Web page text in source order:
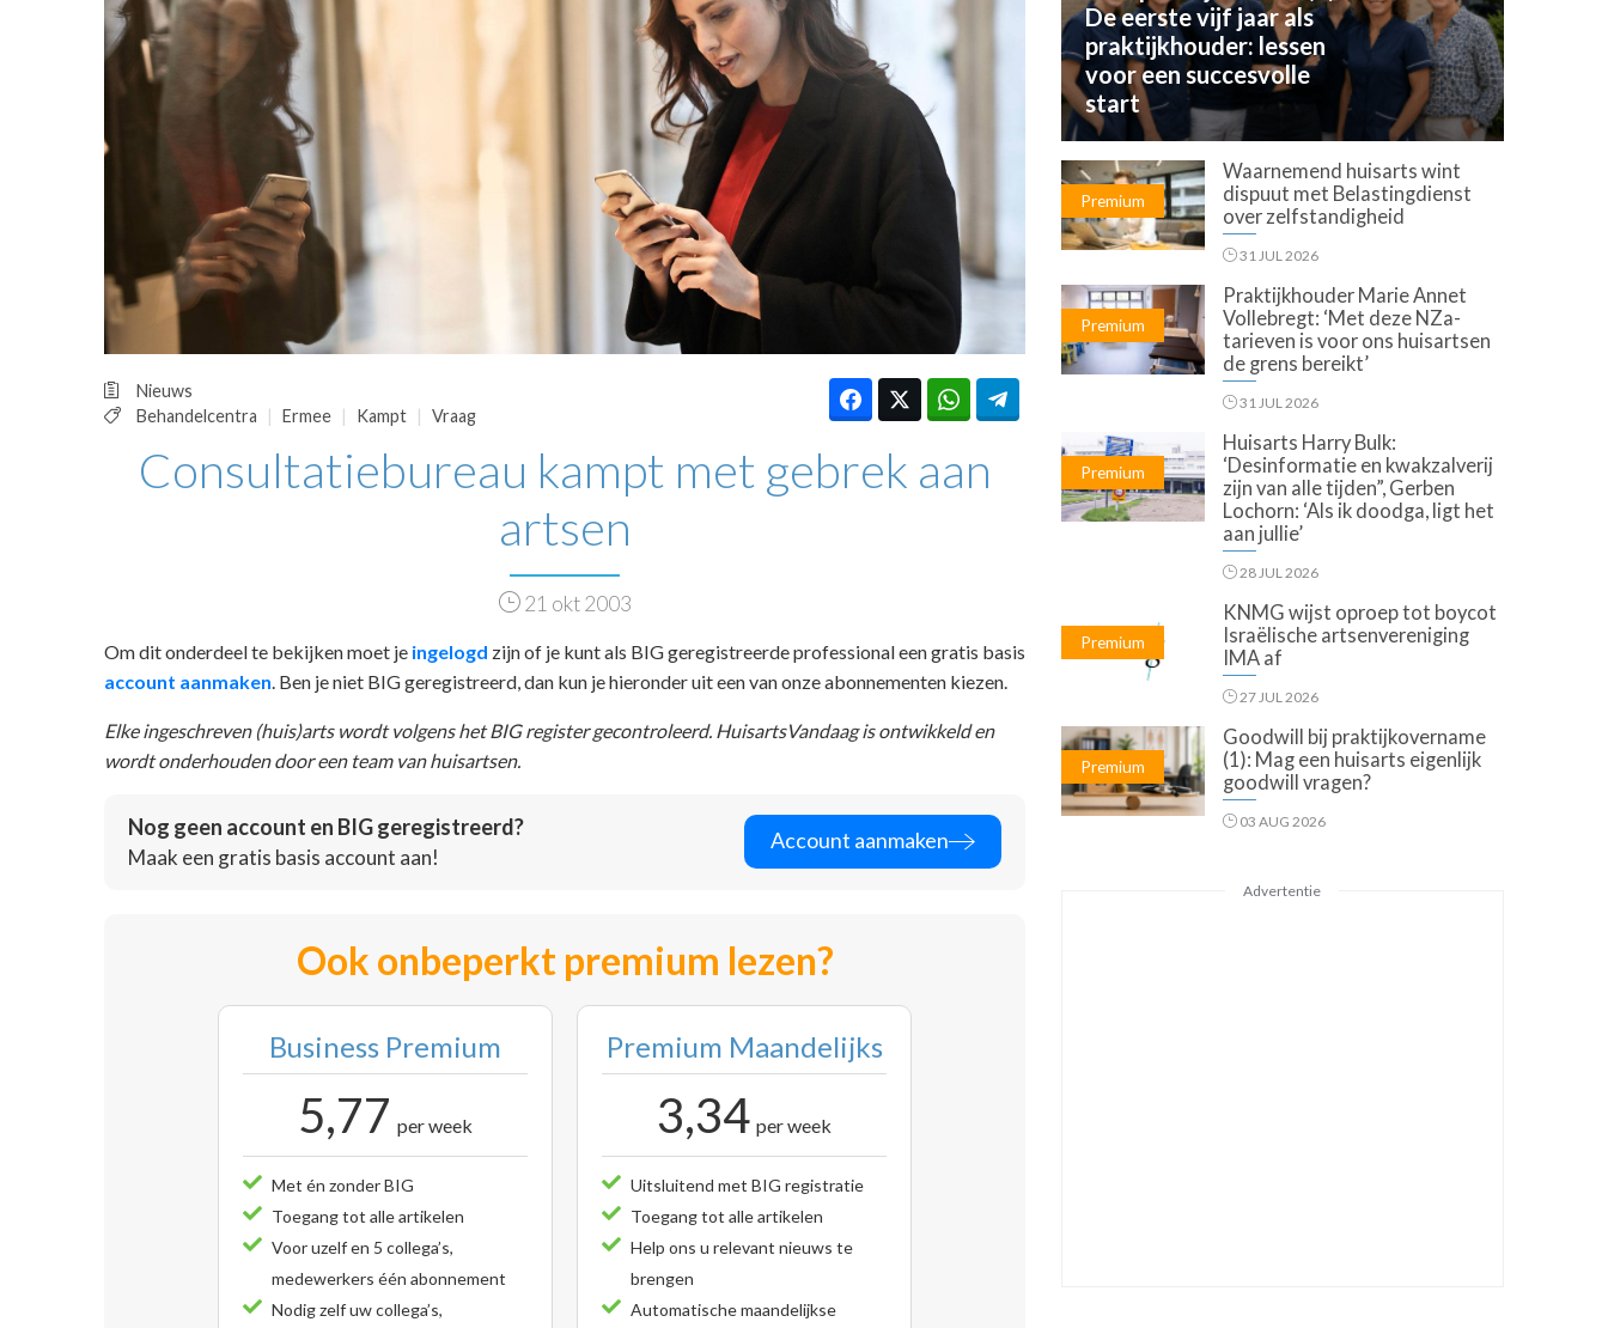
HUISARTSENPOST
PRAKTIJKZAKEN
VPHUISARTSEN
MEDISCHE VAKHANDEL
REGISTRATIE
Nieuws
Behandelcentra
Ermee Kampt Vraag
Consultatiebureau kampt met gebrek aan
artsen
21 okt 2003
Om dit onderdeel te bekijken moet je ingelogd zijn of je kunt als BIG geregistreerde professional een gratis basis
account aanmaken . Ben je niet BIG geregistreerd, dan kun je hieronder uit een van onze abonnementen kiezen.
Elke ingeschreven (huis)arts wordt volgens het BIG register gecontroleerd. HuisartsVandaag is ontwikkeld en
wordt onderhouden door een team van huisartsen.
Nog geen account en BIG geregistreerd?
Maak een gratis basis account aan!
Account aanmaken
Ook onbeperkt premium lezen?
Business Premium
5,77 per week
Met én zonder BIG
Toegang tot alle artikelen
Voor uzelf en 5 collega’s,
medewerkers één abonnement
Nodig zelf uw collega’s,
Premium Maandelijks
3,34 per week
Uitsluitend met BIG registratie
Toegang tot alle artikelen
Help ons u relevant nieuws te
brengen
Automatische maandelijkse
De eerste vijf jaar als
praktijkhouder: lessen
voor een succesvolle
start
Premium
Waarnemend huisarts wint
dispuut met Belastingdienst
over zelfstandigheid
31 JUL 2026
Premium
Praktijkhouder Marie Annet
Vollebregt: ‘Met deze NZa-
tarieven is voor ons huisartsen
de grens bereikt’
31 JUL 2026
Premium
Huisarts Harry Bulk:
‘Desinformatie en kwakzalverij
zijn van alle tijden”, Gerben
Lochorn: ‘Als ik doodga, ligt het
aan jullie’
28 JUL 2026
Premium
KNMG wijst oproep tot boycot
Israëlische artsenvereniging
IMA af
27 JUL 2026
Premium
Goodwill bij praktijkovername
(1): Mag een huisarts eigenlijk
goodwill vragen?
03 AUG 2026
Advertentie